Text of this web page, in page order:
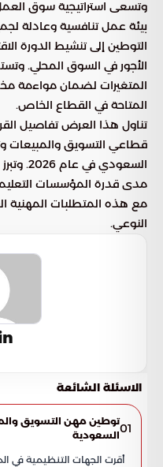
وتسعى استراتيجية سوق
بيئة عمل تنافسية وعادلة
التوطين إلى تنشيط الدورة
الأجور في السوق المحلي.
المتغيرات لضمان مواءمة
المتاحة في القطاع الخاص.
تناول هذا العرض تفاصيل
قطاعي التسويق والمبيعات
مدى قدرة المؤسسات
مع هذه المتطلبات المهنية
النوعي.
الاسئلة الشائعة
01توطين مهن التسويق
السعودية
أقرت الجهات التنظيمية في